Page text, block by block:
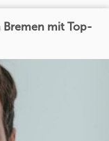
Bremen mit Top-